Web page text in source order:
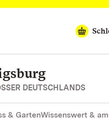
DEUTSCHLANDS
& GartenWissenswert &